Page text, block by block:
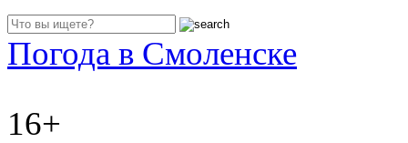
Погода в Смоленске
16+